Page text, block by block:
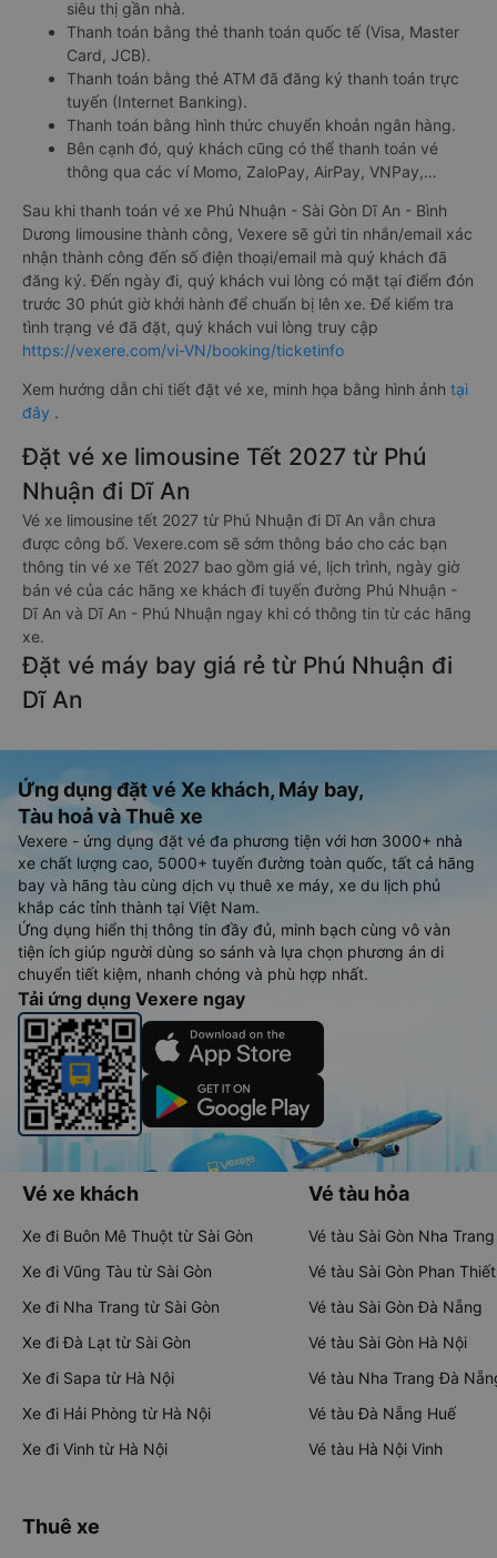
siêu thị gần nhà.
Thanh toán bằng thẻ thanh toán quốc tế (Visa, Master
Card, JCB).
Thanh toán bằng thẻ ATM đã đăng ký thanh toán trực
tuyến (Internet Banking).
Thanh toán bằng hình thức chuyển khoản ngân hàng.
Bên cạnh đó, quý khách cũng có thể thanh toán vé
thông qua các ví Momo, ZaloPay, AirPay, VNPay,…
Sau khi thanh toán vé xe Phú Nhuận - Sài Gòn Dĩ An - Bình
Dương limousine thành công, Vexere sẽ gửi tin nhắn/email xác
nhận thành công đến số điện thoại/email mà quý khách đã
đăng ký. Đến ngày đi, quý khách vui lòng có mặt tại điểm đón
trước 30 phút giờ khởi hành để chuẩn bị lên xe. Để kiểm tra
tình trạng vé đã đặt, quý khách vui lòng truy cập
https://vexere.com/vi-VN/booking/ticketinfo
Xem hướng dẫn chi tiết đặt vé xe, minh họa bằng hình ảnh tại
đây .
Đặt vé xe limousine Tết 2027 từ Phú
Nhuận đi Dĩ An
Vé xe limousine tết 2027 từ Phú Nhuận đi Dĩ An vẫn chưa
được công bố. Vexere.com sẽ sớm thông báo cho các bạn
thông tin vé xe Tết 2027 bao gồm giá vé, lịch trình, ngày giờ
bán vé của các hãng xe khách đi tuyến đường Phú Nhuận -
Dĩ An và Dĩ An - Phú Nhuận ngay khi có thông tin từ các hãng
xe.
Đặt vé máy bay giá rẻ từ Phú Nhuận đi
Dĩ An
Ứng dụng đặt vé Xe khách, Máy bay,
Tàu hoả và Thuê xe
Vexere - ứng dụng đặt vé đa phương tiện với hơn 3000+ nhà
xe chất lượng cao, 5000+ tuyến đường toàn quốc, tất cả hãng
bay và hãng tàu cùng dịch vụ thuê xe máy, xe du lịch phủ
khắp các tỉnh thành tại Việt Nam.
Ứng dụng hiển thị thông tin đầy đủ, minh bạch cùng vô vàn
tiện ích giúp người dùng so sánh và lựa chọn phương án di
chuyển tiết kiệm, nhanh chóng và phù hợp nhất.
Tải ứng dụng Vexere ngay
Vé xe khách
Xe đi Buôn Mê Thuột từ Sài Gòn
Xe đi Vũng Tàu từ Sài Gòn
Xe đi Nha Trang từ Sài Gòn
Xe đi Đà Lạt từ Sài Gòn
Xe đi Sapa từ Hà Nội
Xe đi Hải Phòng từ Hà Nội
Xe đi Vinh từ Hà Nội
Vé tàu hỏa
Vé tàu Sài Gòn Nha Trang
Vé tàu Sài Gòn Phan Thiết
Vé tàu Sài Gòn Đà Nẵng
Vé tàu Sài Gòn Hà Nội
Vé tàu Nha Trang Đà
Vé tàu Đà Nẵng Huế
Vé tàu Hà Nội Vinh
Thuê xe